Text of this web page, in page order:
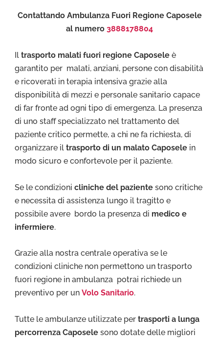
Contattando Ambulanza Fuori Regione Caposele
al numero 3888178804
Il trasporto malati fuori regione Caposele è
garantito per malati, anziani, persone con disabilità
e ricoverati in terapia intensiva grazie alla
disponibilità di mezzi e personale sanitario capace
di far fronte ad ogni tipo di emergenza. La presenza
di uno staff specializzato nel trattamento del
paziente critico permette, a chi ne fa richiesta, di
organizzare il trasporto di un malato Caposele in
modo sicuro e confortevole per il paziente.
Se le condizioni cliniche del paziente sono critiche
e necessita di assistenza lungo il tragitto e
possibile avere bordo la presenza di medico e
infermiere.
Grazie alla nostra centrale operativa se le
condizioni cliniche non permettono un trasporto
fuori regione in ambulanza potrai richiede un
preventivo per un Volo Sanitario.
Tutte le ambulanze utilizzate per trasporti a lunga
percorrenza Caposele sono dotate delle migliori